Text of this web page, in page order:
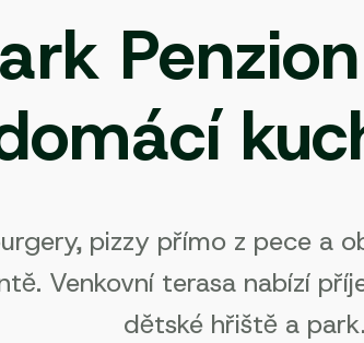
pizzy přímo z pece a
Venkovní terasa nabízí
dětské hřiště a park.